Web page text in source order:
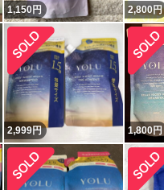
1,150円 2,800円
2,999円 1,800円